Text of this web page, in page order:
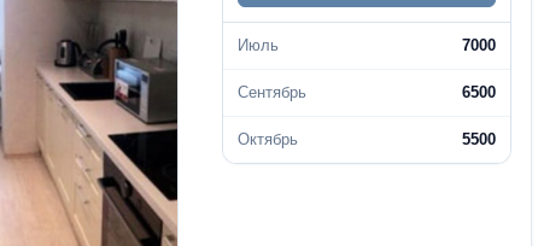
Июль 7000
Сентябрь 6500
Октябрь 5500